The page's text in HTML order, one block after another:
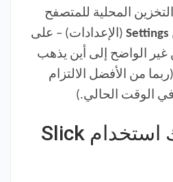
المحلية للمتصفح
Settings (الإعدادات) – على
غير الواضح إلى أين يذهب
من الأفضل الالتزام
الوقت الحالي.)
هل يجب عليك استخدام Slick